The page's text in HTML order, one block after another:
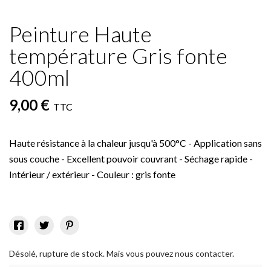
Peinture Haute
température Gris fonte
400ml
9,00 € TTC
Haute résistance à la chaleur jusqu'à 500°C - Application sans
sous couche - Excellent pouvoir couvrant - Séchage rapide -
Intérieur / extérieur - Couleur : gris fonte
Désolé, rupture de stock. Mais vous pouvez nous contacter.